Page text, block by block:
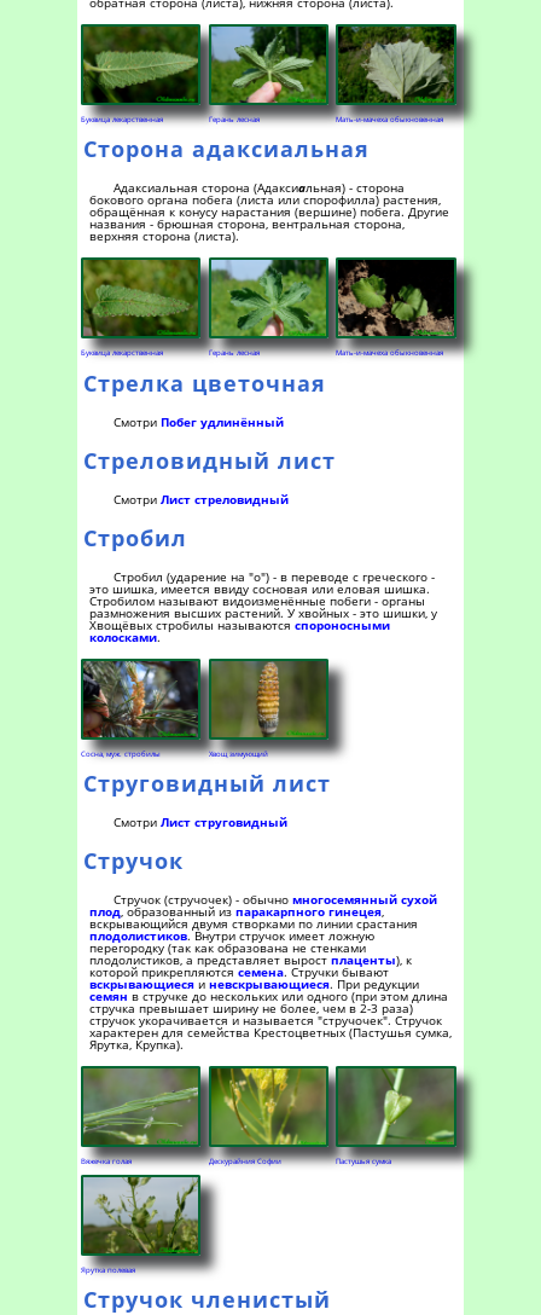
Буквица лекарственная Герань лесная Мать-и-мачеха обыкновенная
Сторона адаксиальная
Адаксиальная сторона (Адаксиальная) - сторона
бокового органа побега (листа или спорофилла) растения,
обращённая к конусу нарастания (вершине) побега. Другие
названия - брюшная сторона, вентральная сторона,
верхняя сторона (листа).
Буквица лекарственная Герань лесная Мать-и-мачеха обыкновенная
Стрелка цветочная
Смотри Побег удлинённый
Стреловидный лист
Смотри Лист стреловидный
Стробил
Стробил (ударение на "о") - в переводе с греческого -
это шишка, имеется ввиду сосновая или еловая шишка.
Стробилом называют видоизменённые побеги - органы
размножения высших растений. У хвойных - это шишки, у
Хвощёвых стробилы называются спороносными
колосками.
Сосна, муж. стробилы Хвощ зимующий
Струговидный лист
Смотри Лист струговидный
Стручок
Стручок (стручочек) - обычно многосемянный сухой
плод, образованный из паракарпного гинецея,
вскрывающийся двумя створками по линии срастания
плодолистиков. Внутри стручок имеет ложную
перегородку (так как образована не стенками
плодолистиков, а представляет вырост плаценты), к
которой прикрепляются семена. Стручки бывают
вскрывающиеся и невскрывающиеся. При редукции
семян в стручке до нескольких или одного (при этом длина
стручка превышает ширину не более, чем в 2-3 раза)
стручок укорачивается и называется "стручочек". Стручок
характерен для семейства Крестоцветных (Пастушья сумка,
Ярутка, Крупка).
Вяжечка голая Дескурайния Софии Пастушья сумка
Ярутка полевая
Стручок членистый